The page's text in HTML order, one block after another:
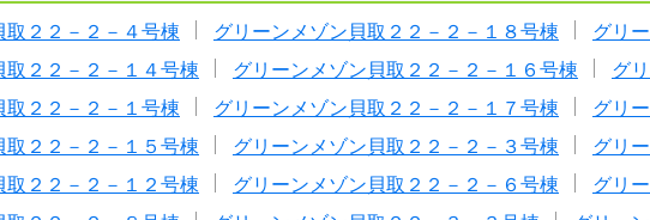
取２２－２－４号棟 グリーンメゾン貝取２２－２－１８号棟
グリ
取２２－２－１４号棟
グリーンメゾン貝取２２－２－１６号棟
グ
取２２－２－１号棟
グリーンメゾン貝取２２－２－１７号棟
グリ
取２２－２－１５号棟
グリーンメゾン貝取２２－２－３号棟
グリ
取２２－２－１２号棟
グリーンメゾン貝取２２－２－６号棟
グリ